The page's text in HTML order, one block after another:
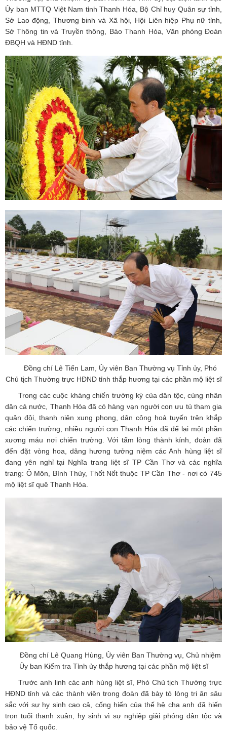
Ủy ban MTTQ Việt Nam tỉnh Thanh Hóa, Bộ Chỉ huy Quân sự tỉnh,
Sở Lao động, Thương binh và Xã hội, Hội Liên hiệp Phụ nữ tỉnh,
Sở Thông tin và Truyền thông, Báo Thanh Hóa, Văn phòng Đoàn
ĐBQH và HĐND tỉnh.
Đồng chí Lê Tiến Lam, Ủy viên Ban Thường vụ Tỉnh ủy, Phó
Chủ tịch Thường trực HĐND tỉnh thắp hương tại các phần mộ liệt sĩ
Trong các cuộc kháng chiến trường kỳ của dân tộc, cùng nhân
dân cả nước, Thanh Hóa đã có hàng vạn người con ưu tú tham gia
quân đội, thanh niên xung phong, dân công hoả tuyến trên khắp
các chiến trường; nhiều người con Thanh Hóa đã để lại một phần
xương máu nơi chiến trường. Với tấm lòng thành kính, đoàn đã
đến đặt vòng hoa, dâng hương tưởng niệm các Anh hùng liệt sĩ
đang yên nghỉ tại Nghĩa trang liệt sĩ TP Cần Thơ và các nghĩa
trang: Ô Môn, Bình Thủy, Thốt Nốt thuộc TP Cần Thơ - nơi có 745
mộ liệt sĩ quê Thanh Hóa.
Đồng chí Lê Quang Hùng, Ủy viên Ban Thường vụ, Chủ nhiệm
Ủy ban Kiểm tra Tỉnh ủy thắp hương tại các phần mộ liệt sĩ
Trước anh linh các anh hùng liệt sĩ, Phó Chủ tịch Thường trực
HĐND tỉnh và các thành viên trong đoàn đã bày tỏ lòng tri ân sâu
sắc với sự hy sinh cao cả, cống hiến của thế hệ cha anh đã hiến
trọn tuổi thanh xuân, hy sinh vì sự nghiệp giải phóng dân tộc và
bảo vệ Tổ quốc.